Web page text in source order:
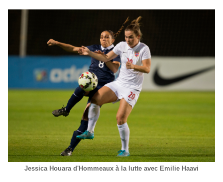
Jessica Houara d'Hommeaux à la lutte avec Emilie Haavi